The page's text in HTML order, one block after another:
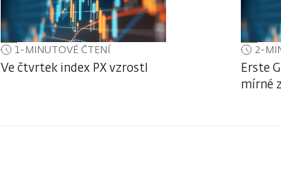
1-MINUTOVÉ ČTENÍ
Ve čtvrtek index PX vzrostl
2-
Erste
mírné